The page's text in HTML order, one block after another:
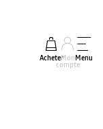
AcheterMon
compte
Menu